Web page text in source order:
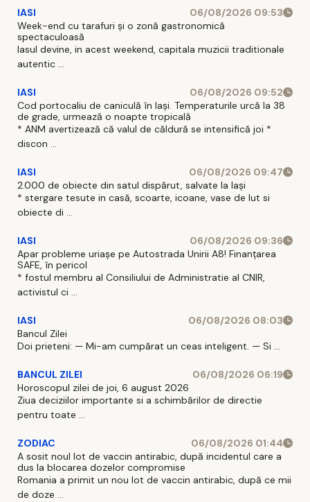
2023-
IASI
06/08/2026 09:53
Week-end cu tarafuri și o zonă gastronomică
spectaculoasă
Iasul devine, in acest weekend, capitala muzicii traditionale
autentic ...
IASI
06/08/2026 09:52
Cod portocaliu de caniculă în Iași. Temperaturile urcă la 38
de grade, urmează o noapte tropicală
* ANM avertizează că valul de căldură se intensifică joi *
discon ...
IASI
06/08/2026 09:47
2.000 de obiecte din satul dispărut, salvate la Iași
* stergare tesute in casă, scoarte, icoane, vase de lut si
obiecte di ...
IASI
06/08/2026 09:36
Apar probleme uriașe pe Autostrada Unirii A8! Finanțarea
SAFE, în pericol
* fostul membru al Consiliului de Administratie al CNIR,
activistul ci ...
IASI
06/08/2026 08:03
Bancul Zilei
Doi prieteni: — Mi-am cumpărat un ceas inteligent. — Si ...
BANCUL ZILEI
06/08/2026 06:19
Horoscopul zilei de joi, 6 august 2026
Ziua deciziilor importante si a schimbărilor de directie
pentru toate ...
ZODIAC
06/08/2026 01:44
A sosit noul lot de vaccin antirabic, după incidentul care a
dus la blocarea dozelor compromise
Romania a primit un nou lot de vaccin antirabic, după ce mii
de doze ...